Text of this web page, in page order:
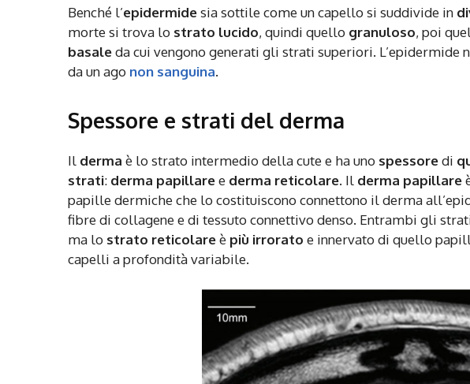
Benché l’epidermidesia sottile come un capello si suddivide in
morte si trova lo strato lucido, quindi quello granuloso, poi
basaleda cui vengono generati gli strati superiori. L’epidermide
da un ago non sanguina.
Spessore e strati del derma
Il derma è lo strato intermedio della cute e ha uno spessoredi
strati: derma papillaree derma reticolare. Il derma papillare
papille dermiche che lo costituiscono connettono il derma
fibre di collagene e di tessuto connettivo denso. Entrambi gli
ma lo strato reticolareè più irrorato e innervato di quello
capelli a profondità variabile.